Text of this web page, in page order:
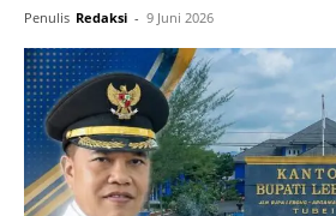
Penulis Redaksi - 9 Juni 2026